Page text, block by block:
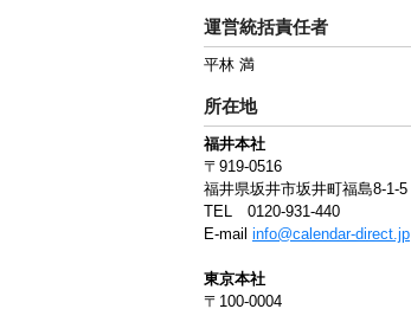
運営統括責任者
平林 満
所在地
福井本社
〒919-0516
福井県坂井市坂井町福島8-1-5
TEL 0120-931-440
E-mail info@calendar-direct.jp
東京本社
〒100-0004